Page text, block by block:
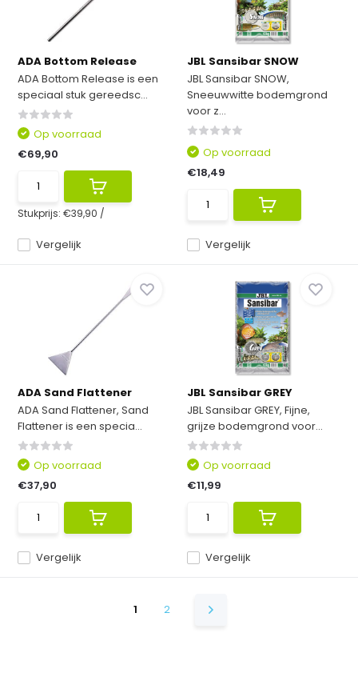
ADA Bottom Release
ADA Bottom Release is een
speciaal stuk gereedsc...
Vergelijk
Op voorraad
€69,90
Stukprijs:€39,90 /
JBL Sansibar SNOW
JBL Sansibar SNOW,
Sneeuwwitte bodemgrond
voor z...
Vergelijk
Op voorraad
€18,49
ADA Sand Flattener
ADA Sand Flattener, Sand
Flattener is een specia...
Vergelijk
Op voorraad
€37,90
JBL Sansibar GREY
JBL Sansibar GREY, Fijne,
grijze bodemgrond voor...
Vergelijk
Op voorraad
€11,99
1 2